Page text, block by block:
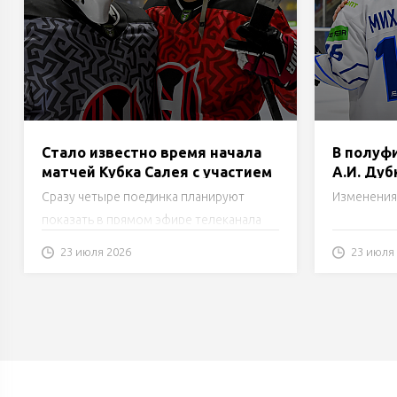
Стало известно время начала
матчей Кубка Салея с участием
«Немана»
Сразу четыре поединка планируют
показать в прямом эфире телеканала
«Беларусь 5».
23 июля 2026
В
А.И.
23 июля